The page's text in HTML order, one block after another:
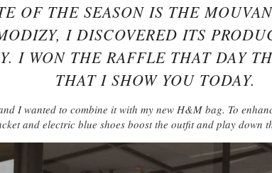
OF THE SEASON IS THE
I DISCOVERED ITS
I WON THE RAFFLE THAT DAY
THAT I SHOW YOU TODAY.
I wanted to combine it with my new H&M bag. To
and electric blue shoes boost the outfit and play down